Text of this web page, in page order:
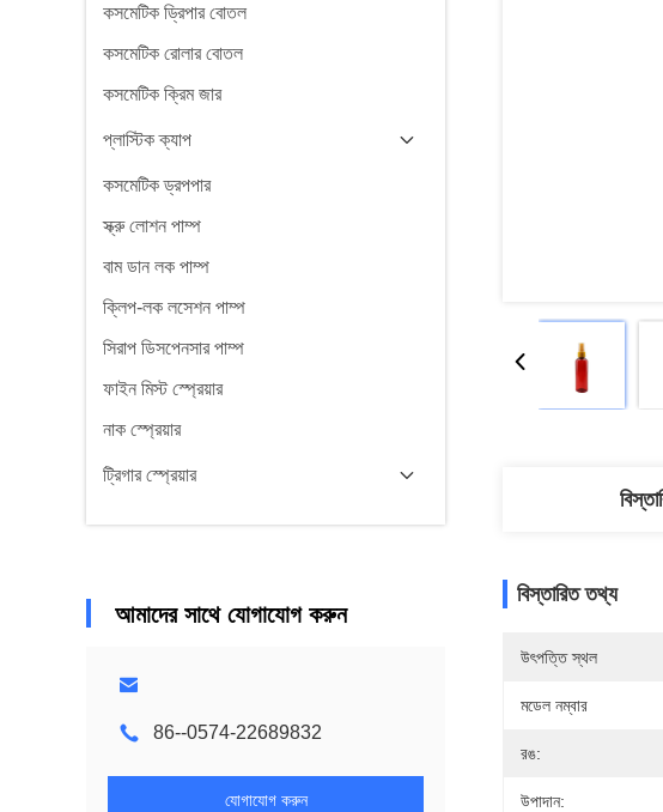
কসমেটিক ড্রিপার বোতল
কসমেটিক রোলার বোতল
কসমেটিক ক্রিম জার
প্লাস্টিক ক্যাপ
কসমেটিক ড্রপপার
স্ক্রু লোশন পাম্প
বাম ডান লক পাম্প
ক্লিপ-লক লসেশন পাম্প
সিরাপ ডিসপেনসার পাম্প
ফাইন মিস্ট স্প্রেয়ার
নাক স্প্রেয়ার
ট্রিগার স্প্রেয়ার
আমাদের সাথে যোগাযোগ করুন
86--0574-22689832
যোগাযোগ করুন
বিস্তারিত তথ্য
উৎপত্তি স্থল
মডেল নম্বার
রঙ:
উপাদান: